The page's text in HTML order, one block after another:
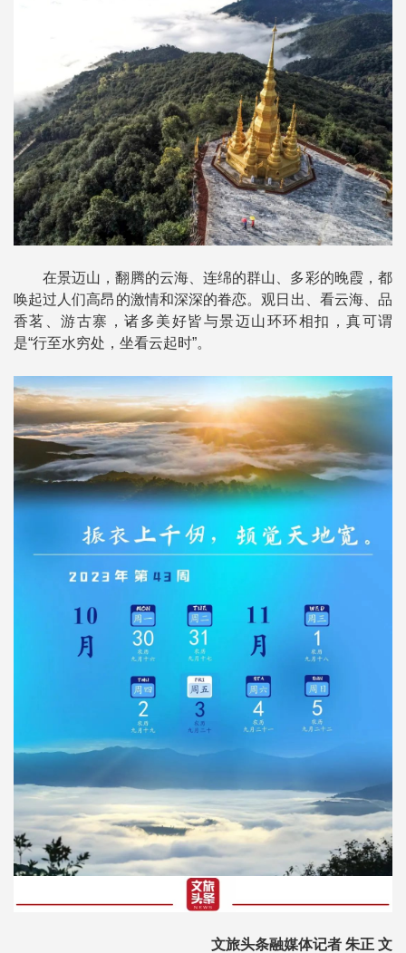
在景迈山，翻腾的云海、连绵的群山、多彩的晚霞，都
唤起过人们高昂的激情和深深的眷恋。观日出、看云海、品
香茗、游古寨，诸多美好皆与景迈山环环相扣，真可谓
是“行至水穷处，坐看云起时”。
文旅头条融媒体记者 朱正 文